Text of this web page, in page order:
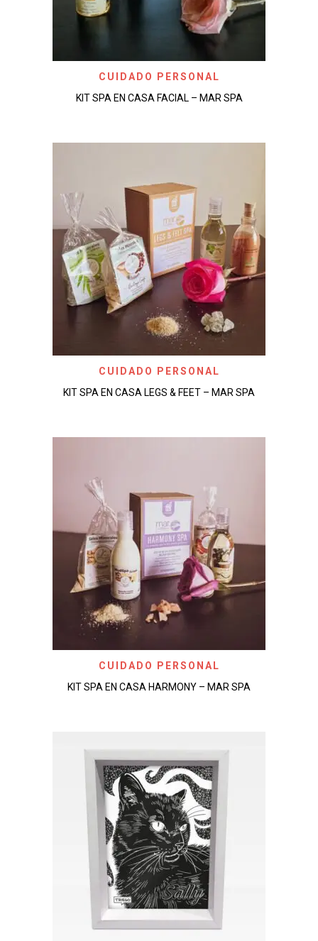
CUIDADO PERSONAL
KIT SPA EN CASA FACIAL – MAR SPA
CUIDADO PERSONAL
KIT SPA EN CASA LEGS & FEET – MAR SPA
CUIDADO PERSONAL
KIT SPA EN CASA HARMONY – MAR SPA